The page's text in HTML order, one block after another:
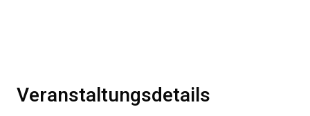
Veranstaltungsdetails